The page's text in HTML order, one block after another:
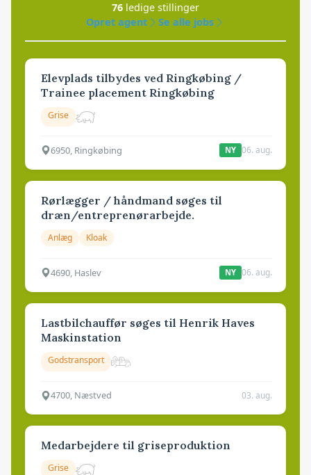
76 ledige stillinger
Opret agent
Se alle jobs
Elevplads tilbydes ved Ringkøbing /
Trainee placement Ringkøbing
Grise
6950, Ringkøbing NY 06. aug.
Rørlægger / håndmand søges til
dræn/entreprenørarbejde.
Anlæg Kloak
4690, Haslev NY 06. aug.
Lastbilchauffør søges til Henrik Haves
Maskinstation
Godstransport
4700, Næstved 03. aug.
Medarbejdere til griseproduktion
Grise